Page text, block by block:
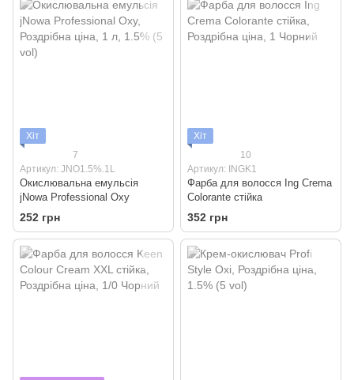
Хіт
7
Артикул: JNO1.5%.1L
Окислювальна емульсія
jNowa Professional Oxy
252 грн
Хіт
10
Артикул: INGK1
Фарба для волосся Ing Crema
Colorante стійка
352 грн